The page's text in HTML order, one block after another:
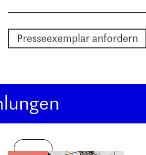
Presseexemplar anfordern
Neu